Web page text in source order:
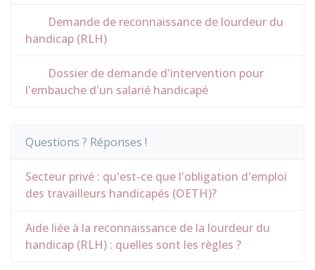
Demande de reconnaissance de lourdeur du
handicap (RLH)
Dossier de demande d'intervention pour
l'embauche d'un salarié handicapé
Questions ? Réponses !
Secteur privé : qu'est-ce que l'obligation d'emploi
des travailleurs handicapés (OETH)?
Aide liée à la reconnaissance de la lourdeur du
handicap (RLH) : quelles sont les règles ?